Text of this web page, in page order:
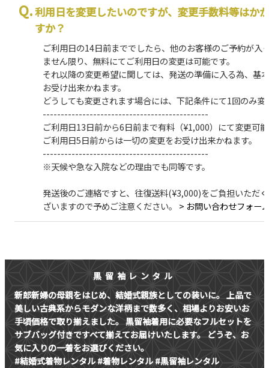
利用日を変更したいのですが、変更手数料等はか
すか？
ご利用日の14日前まででしたら、他のお客様のご予約が入
ません限り、 無料にてご利用日の変更は可能です。
それ以降の変更希望に関しては、発送の準備に入る為、基
お受け出来かねます。
どうしても変更されます場合には、下記条件にて1回のみ変
----------------------------------------------
ご利用日13日前から6日前まで有料（¥1,000）にて変更可能
ご利用日5日前からは一切の変更をお受け出来かねます。
----------------------------------------------
※天候や急な入院などの理由でも同等です。
発送後のご連絡ですと、往復送料(¥3,000)をご負担いただ
ざいますので予めご注意ください。 > お問い合わせフォー
黒留袖レンタル
新郎新婦の母親をはじめ、結婚式親族としての装いに。 上品で
美しい古典系からモダンな洋柄まで数多く、相場よりお安いお
手頃価格で取り揃えました。 黒留袖着用に必要なフルセットを
サブバッグ付きですべて揃えてお届けいたします。
どうぞ、お
気に入りの一着をお選びください。
#結婚式着物レンタル #着物レンタル #黒留袖レンタル